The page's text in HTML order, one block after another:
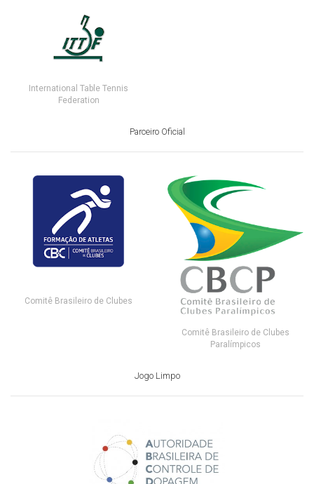
International Table Tennis
Federation
Parceiro Oficial
Comitê Brasileiro de Clubes
Comitê Brasileiro de Clubes
Paralímpicos
Jogo Limpo